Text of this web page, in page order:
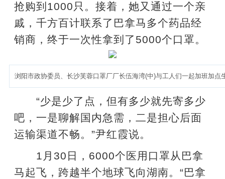
抢购到1000只。接着，她又通过一个亲
戚，千方百计联系了巴拿马多个药品经
销商，终于一次性拿到了5000个口罩。
浏阳市政协委员、长沙芙蓉口罩厂厂长伍海湾(中)与工人们一起加班加点
“少是少了点，但有多少就先寄多少
吧，一是聊解国内急需，二是担心后面
运输渠道不畅。”尹红霞说。
1月30日，6000个医用口罩从巴拿
马起飞，跨越半个地球飞向湖南。“巴拿